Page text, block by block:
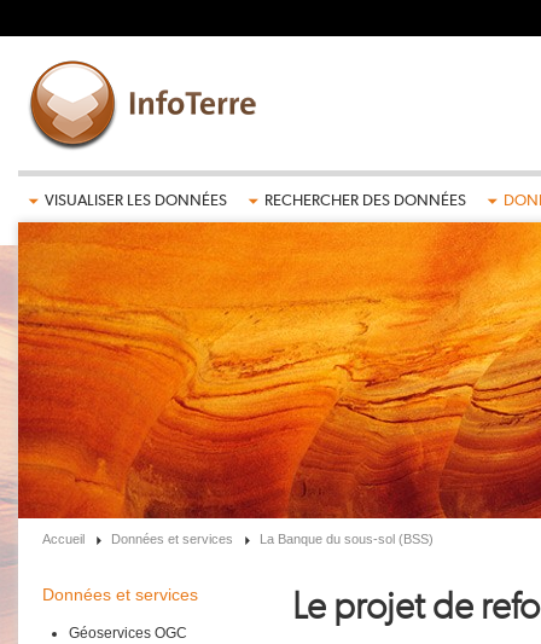
VISUALISER LES DONNÉES RECHERCHER DES DONNÉES
Accueil Données et services La Banque du sous-sol (BSS)
Données et services
Géoservices OGC
Le projet de